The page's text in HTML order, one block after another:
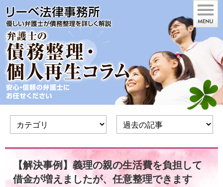
【解決事例】義理の親の生活費を負担して
借金が増えましたが、任意整理できます